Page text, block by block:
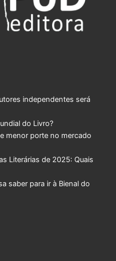
independentes será
do Livro?
menor porte no mercado
Literárias de 2025: Quais
saber para ir à Bienal do